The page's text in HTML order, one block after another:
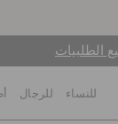
الطلبيات
للنساء للرجال